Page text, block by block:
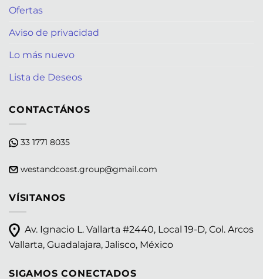
Ofertas
Aviso de privacidad
Lo más nuevo
Lista de Deseos
CONTACTÁNOS
33 1771 8035
westandcoast.group@gmail.com
VÍSITANOS
Av. Ignacio L. Vallarta #2440, Local 19-D, Col. Arcos
Vallarta, Guadalajara, Jalisco, México
SIGAMOS CONECTADOS